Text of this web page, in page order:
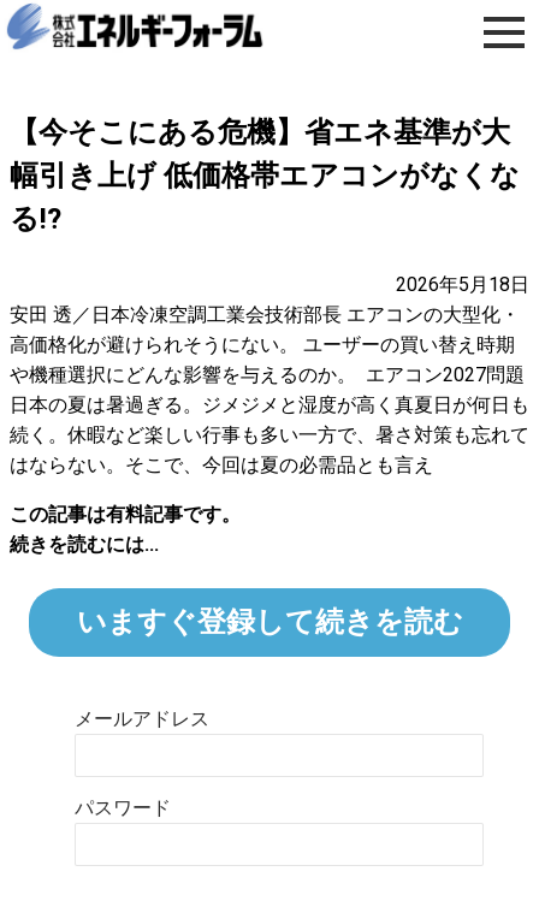
【今そこにある危機】省エネ基準が大
幅引き上げ 低価格帯エアコンがなくな
る!?
2026年5月18日
安田 透／日本冷凍空調工業会技術部長 エアコンの大型化・
高価格化が避けられそうにない。 ユーザーの買い替え時期
や機種選択にどんな影響を与えるのか。 エアコン2027問題
日本の夏は暑過ぎる。ジメジメと湿度が高く真夏日が何日も
続く。休暇など楽しい行事も多い一方で、暑さ対策も忘れて
はならない。そこで、今回は夏の必需品とも言え
この記事は有料記事です。
続きを読むには...
いますぐ登録して続きを読む
メールアドレス
パスワード